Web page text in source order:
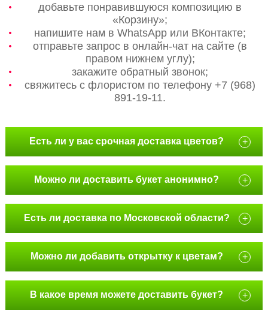
добавьте понравившуюся композицию в
«Корзину»;
напишите нам в WhatsApp или ВКонтакте;
отправьте запрос в онлайн-чат на сайте (в
правом нижнем углу);
закажите обратный звонок;
свяжитесь с флористом по телефону +7 (968)
891-19-11.
Есть ли у вас срочная доставка цветов? +
Можно ли доставить букет анонимно? +
Есть ли доставка по Московской области? +
Можно ли добавить открытку к цветам? +
В какое время можете доставить букет? +